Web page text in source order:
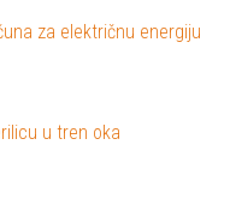
za električnu energiju
u tren oka